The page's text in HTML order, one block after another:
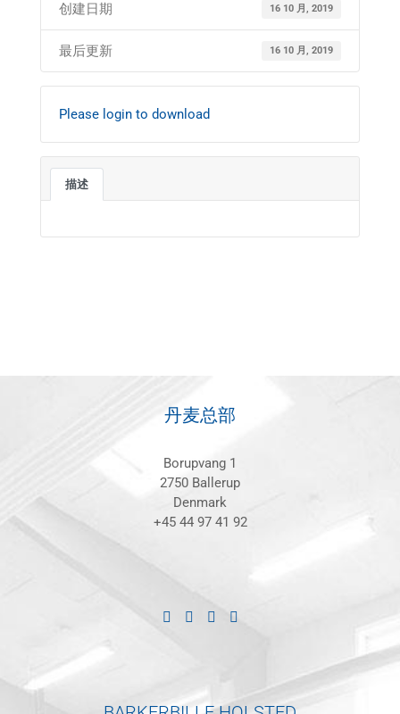
创建日期 16 10 月, 2019
最后更新 16 10 月, 2019
Please login to download
描述
丹麦总部
Borupvang 1
2750 Ballerup
Denmark
+45 44 97 41 92